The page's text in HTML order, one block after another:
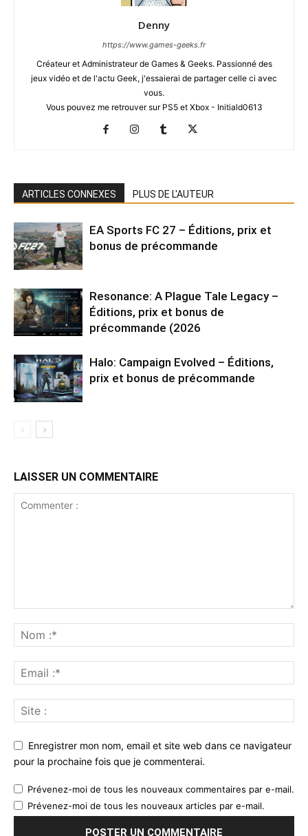
Denny
https://www.games-geeks.fr
Créateur et Administrateur de Games & Geeks. Passionné des
jeux vidéo et de l'actu Geek, j'essaierai de partager celle ci avec
vous.
Vous pouvez me retrouver sur PS5 et Xbox - Initiald0613
ARTICLES CONNEXES PLUS DE L'AUTEUR
EA Sports FC 27 – Éditions, prix et
bonus de précommande
Resonance: A Plague Tale Legacy –
Éditions, prix et bonus de
précommande (2026
Halo: Campaign Evolved – Éditions,
prix et bonus de précommande
LAISSER UN COMMENTAIRE
Enregistrer mon nom, email et site web dans ce navigateur
pour la prochaine fois que je commenterai.
Prévenez-moi de tous les nouveaux commentaires par e-mail.
Prévenez-moi de tous les nouveaux articles par e-mail.